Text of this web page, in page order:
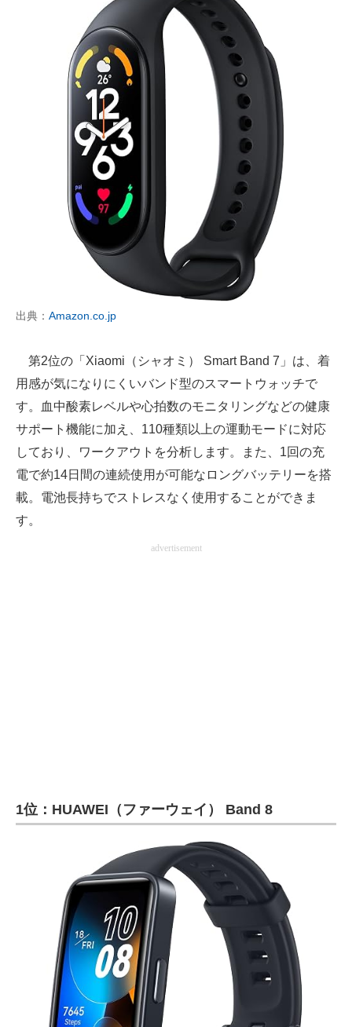
出典： Amazon.co.jp
第2位の「Xiaomi（シャオミ） Smart Band 7」は、着
用感が気になりにくいバンド型のスマートウォッチで
す。血中酸素レベルや心拍数のモニタリングなどの健康
サポート機能に加え、110種類以上の運動モードに対応
しており、ワークアウトを分析します。また、1回の充
電で約14日間の連続使用が可能なロングバッテリーを搭
載。電池長持ちでストレスなく使用することができま
す。
advertisement
1位：HUAWEI（ファーウェイ） Band 8